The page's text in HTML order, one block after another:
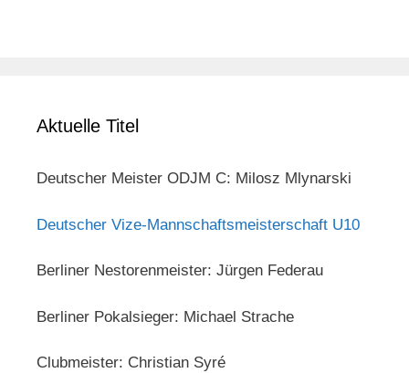
Aktuelle Titel
Deutscher Meister ODJM C: Milosz Mlynarski
Deutscher Vize-Mannschaftsmeisterschaft U10
Berliner Nestorenmeister: Jürgen Federau
Berliner Pokalsieger: Michael Strache
Clubmeister: Christian Syré